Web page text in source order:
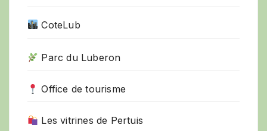
CoteLub
Parc du Luberon
Office de tourisme
Les vitrines de Pertuis